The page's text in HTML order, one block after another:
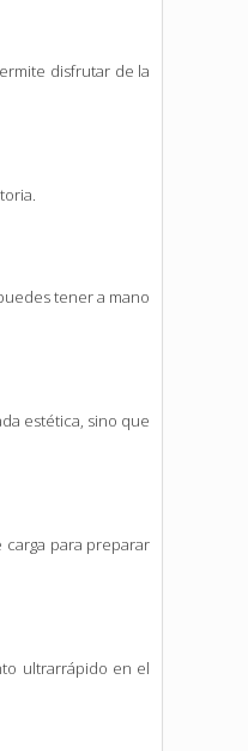
disfrutar de la
tener a mano
estética, sino que
para preparar
ultrarrápido en el